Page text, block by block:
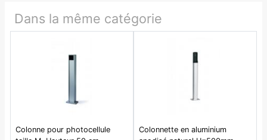
Dans la même catégorie
Colonne pour photocellule
Colonnette en aluminium